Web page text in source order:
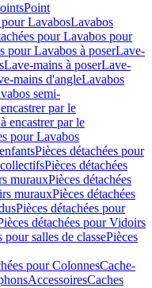
Point
pour LavabosLavabos
pour Lavabos pour
pour Lavabos à poserLave-
Lave-mains à poserLave-
mains d'angleLavabos
semi-
par le
encastrer par le
pour Lavabos
Pièces détachées pour
Pièces détachées
murauxPièces détachées
murauxPièces détachées
Pièces détachées pour
détachées pour Vidoirs
pour salles de classePièces
pour ColonnesCache-
AccessoiresCaches